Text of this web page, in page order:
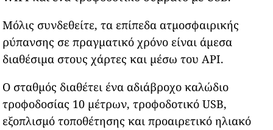
Μόλις συνδεθείτε, τα επίπεδα ατμοσφαιρικής
ρύπανσης σε πραγματικό χρόνο είναι άμεσα
διαθέσιμα στους χάρτες και μέσω του API.
Ο σταθμός διαθέτει ένα αδιάβροχο καλώδιο
τροφοδοσίας 10 μέτρων, τροφοδοτικό USB,
εξοπλισμό τοποθέτησης και προαιρετικό ηλιακό